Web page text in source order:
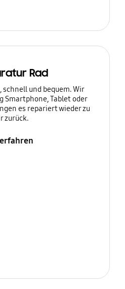
Rad
und bequem. Wir
Smartphone, Tablet oder
es repariert wieder zu
zurück.